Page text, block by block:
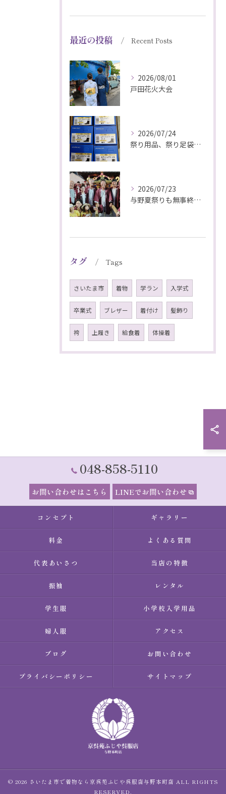
最近の投稿 Recent Posts
2026/08/01
戸田花火大会
2026/07/24
祭り用品、祭り足袋特価販売中
2026/07/23
与野夏祭りも無事終わりました#さいたま市#下町祭事委員長#祭...
タグ Tags
さいたま市 着物 学ラン 入学式
卒業式 ブレザー 着付け 髪飾り
袴 上履き 給食着 体操着
048-858-5110
お問い合わせはこちら LINEでお問い合わせ
コンセプト ギャラリー
料金 よくある質問
代表あいさつ 当店の特徴
振袖 レンタル
学生服 小学校入学用品
婦人服 アクセス
ブログ お問い合わせ
プライバシーポリシー サイトマップ
© 2026 さいたま市で着物なら京呉苑ふじや呉服店与野本町店 ALL RIGHTS
RESERVED.